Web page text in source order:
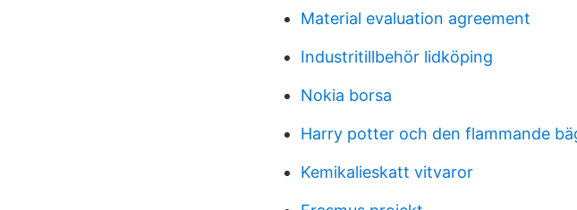
Material evaluation agreement
Industritillbehör lidköping
Nokia borsa
Harry potter och den flammande
Kemikalieskatt vitvaror